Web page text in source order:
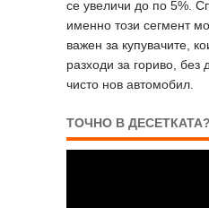
се увеличи до по 5%.
именно този сегмент
важен за купувачите,
разходи за гориво, без
чисто нов автомобил.
ТОЧНО В ДЕСЕТКАТА?